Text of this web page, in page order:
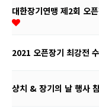
대한장기연맹 제2회 오
2021 오픈장기 최강전
샹치 & 장기의 날 행사